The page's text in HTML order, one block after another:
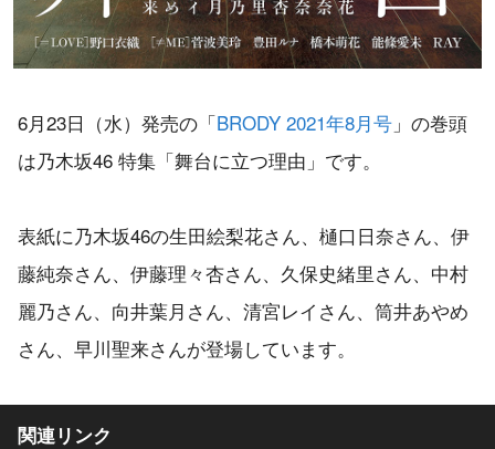
6月23日（水）発売の「BRODY 2021年8月号 」の巻頭
は乃木坂46 特集「舞台に立つ理由」です。
表紙に乃木坂46の生田絵梨花さん、樋口日奈さん、伊
藤純奈さん、伊藤理々杏さん、久保史緒里さん、中村
麗乃さん、向井葉月さん、清宮レイさん、筒井あやめ
さん、早川聖来さんが登場しています。
関連リンク